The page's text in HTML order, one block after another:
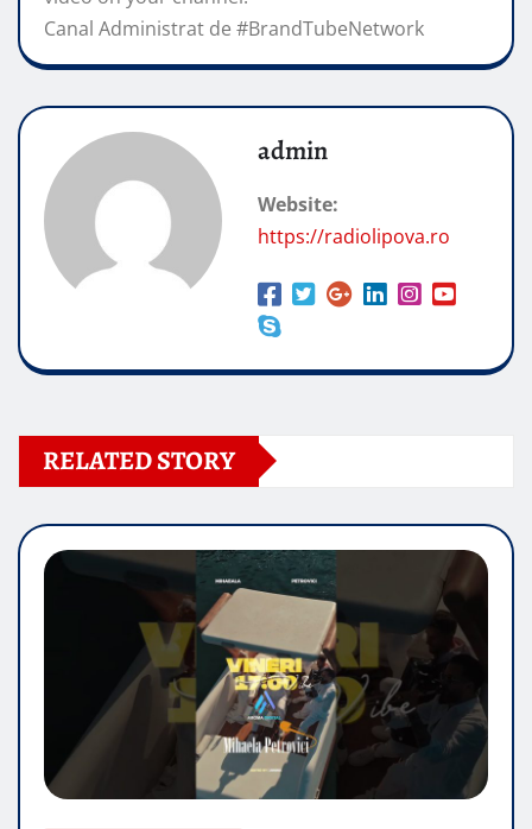
Canal Administrat de #BrandTubeNetwork
admin
Website:
https://radiolipova.ro
RELATED STORY